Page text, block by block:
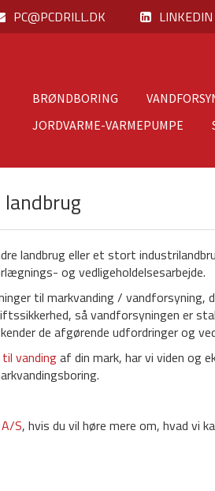
PC@PCDRILL.DK LINKEDIN
BRØNDBORING
JORDVARME-VARMEPUMPE
landbrug eller et stort
og vedligeholdelsesarbejde.
til markvanding / vandforsyning,
så vandforsyningen er
de afgørende udfordringer og
vandingaf din mark, har vi viden og
S, hvis du vil høre mere om, hvad vi